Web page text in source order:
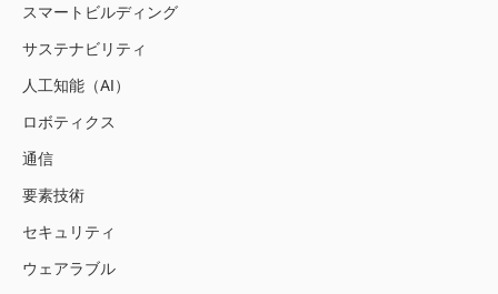
スマートビルディング
サステナビリティ
人工知能（AI）
ロボティクス
通信
要素技術
セキュリティ
ウェアラブル